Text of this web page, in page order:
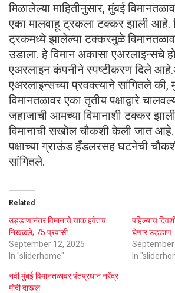
मिळालेल्या माहितीनुसार, मुंबई
एका मालवाहू ट्रकला टक्कर झाली आहे.
ट्रकमध्ये झालेल्या टक्करमुळे
उडाला. हे विमान अकासा एअरलाइन्सचे
एअरलाइन कंपनीने स्पष्टीकरण दिले
एअरलाइन्सच्या प्रवक्त्याने सांगितले की,
विमानतळावर एका तृतीय पक्षाद्वारे
जहाजाची आमच्या विमानाशी टक्कर
विमानाची सखोल चौकशी केली जात
पक्षाच्या ग्राऊंड हँडलरसह घटनेची
सांगितले.
Related
उड्डाणानंतर विमानाचे चाक हवेतच
निखळले; 75 प्रवासी…
September 12, 2025
In "sliderhome"
पहिल्याच
घेणार उड्डाण
September
In
नवी मुंबई विमानतळावर पंतप्रधान नरेंद्र
मोदी दाखल